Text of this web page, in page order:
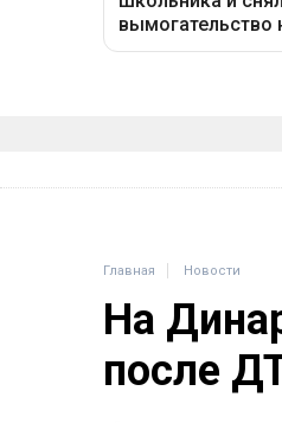
Главная Новости
На
после